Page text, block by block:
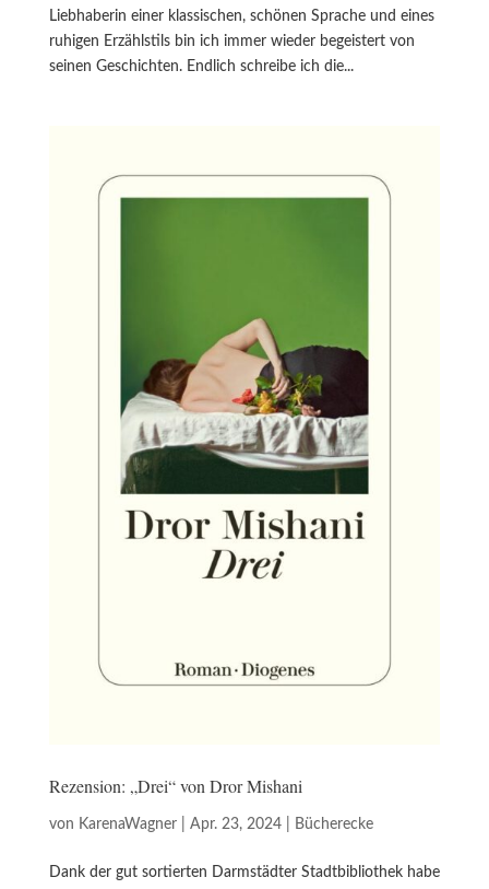
Liebhaberin einer klassischen, schönen Sprache und eines
ruhigen Erzählstils bin ich immer wieder begeistert von
seinen Geschichten. Endlich schreibe ich die...
Rezension: „Drei“ von Dror Mishani
von KarenaWagner| Apr. 23, 2024| Bücherecke
Dank der gut sortierten Darmstädter Stadtbibliothek habe